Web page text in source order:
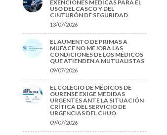
EXENCIONES MÉDICAS PARA EL
USO DEL CASCO Y DEL
CINTURÓN DE SEGURIDAD
13/07/2026
EL AUMENTO DE PRIMAS A
MUFACE NO MEJORA LAS
CONDICIONES DE LOS MÉDICOS
QUE ATIENDEN A MUTUALISTAS
09/07/2026
EL COLEGIO DE MÉDICOS DE
OURENSE EXIGE MEDIDAS
URGENTES ANTE LA SITUACIÓN
CRÍTICA DEL SERVICIO DE
URGENCIAS DEL CHUO
09/07/2026